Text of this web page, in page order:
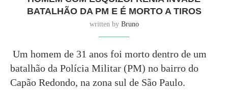
BATALHÃO DA PM E É MORTO A TIROS
written by Bruno
Um homem de 31 anos foi morto dentro de um
batalhão da Polícia Militar (PM) no bairro do
Capão Redondo, na zona sul de São Paulo.